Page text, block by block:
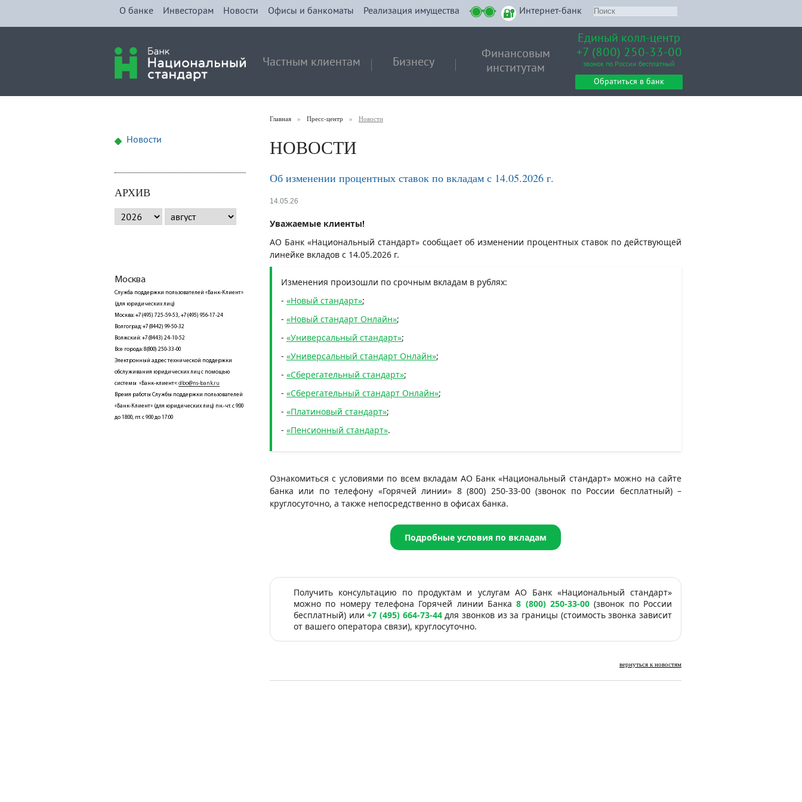
О банке Инвесторам Новости Офисы и банкоматы Реализация имущества Интернет-банк
Частным клиентам Бизнесу
Финансовым
институтам
Единый колл-центр
+7 (800) 250-33-00
звонок по России бесплатный
Обратиться в банк
Новости
АРХИВ
Москва
Служба поддержки пользователей «Банк-Клиент»
(для юридических лиц)
Москва: +7(495) 725-59-53, +7(495) 956-17-24
Волгоград: +7(8442) 99-50-32
Волжский: +7(8443) 24-10-52
Все города: 8(800) 250-33-00
Электронный адрес технической поддержки
обслуживания юридических лиц с помощью
системы «Банк-клиент»:dbo@ns-bank.ru
Время работы Службы поддержки пользователей
«Банк-Клиент» (для юридических лиц) пн.-чт. с 9:00
до 18:00, пт. с 9:00 до 17:00
Главная » Пресс-центр » Новости
НОВОСТИ
Об изменении процентных ставок по вкладам с 14.05.2026 г.
14.05.26
Уважаемые клиенты!
АО Банк «Национальный стандарт» сообщает об изменении процентных ставок по действующей
линейке вкладов с 14.05.2026 г.
Изменения произошли по срочным вкладам в рублях:
- «Новый стандарт»;
- «Новый стандарт Онлайн»;
- «Универсальный стандарт»;
- «Универсальный стандарт Онлайн»;
- «Сберегательный стандарт»;
- «Сберегательный стандарт Онлайн»;
- «Платиновый стандарт»;
- «Пенсионный стандарт».
Ознакомиться с условиями по всем вкладам АО Банк «Национальный стандарт» можно на сайте
банка или по телефону «Горячей линии» 8 (800) 250-33-00 (звонок по России бесплатный) –
круглосуточно, а также непосредственно в офисах банка.
Подробные условия по вкладам
Получить консультацию по продуктам и услугам АО Банк «Национальный стандарт»
можно по номеру телефона Горячей линии Банка8 (800) 250-33-00 (звонок по России
бесплатный) или+7 (495) 664-73-44для звонков из за границы (стоимость звонка зависит
от вашего оператора связи), круглосуточно.
вернуться к новостям